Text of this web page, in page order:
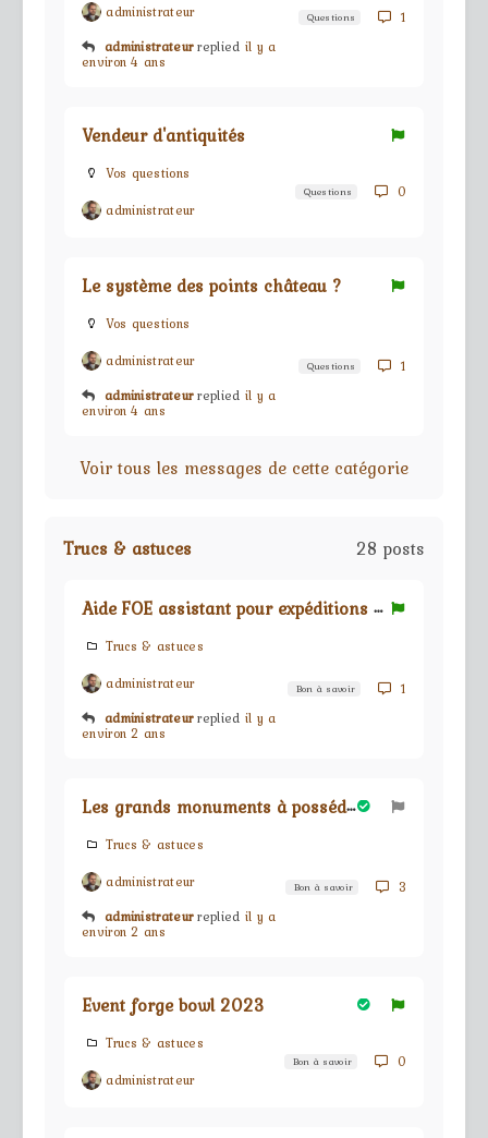
administrateur
administrateur replied il y a
environ 4 ans
Questions 1
Vendeur d'antiquités
Vos questions
administrateur
Questions 0
Le système des points château ?
Vos questions
administrateur
administrateur replied il y a
environ 4 ans
Questions 1
Voir tous les messages de cette catégorie
Trucs & astuces 28 posts
A
ide FOE assistant pour expéditions de guilde
Trucs & astuces
administrateur
administrateur replied il y a
environ 2 ans
Bon à savoir 1
L
es grands monuments à posséder ou à fuir !
Trucs & astuces
administrateur
administrateur replied il y a
environ 2 ans
Bon à savoir 3
Event forge bowl 2023
Trucs & astuces
administrateur
Bon à savoir 0